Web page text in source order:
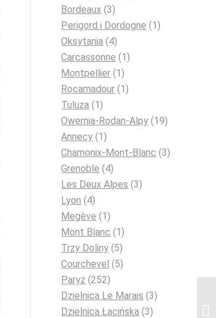
Bordeaux (3)
Perigord i Dordogne (1)
Oksytania (4)
Carcassonne (1)
Montpellier (1)
Rocamadour (1)
Tuluza (1)
Owernia-Rodan-Alpy (19)
Annecy (1)
Chamonix-Mont-Blanc (3)
Grenoble (4)
Les Deux Alpes (3)
Lyon (4)
Megève (1)
Mont Blanc (1)
Trzy Doliny (5)
Courchevel (5)
Paryż (252)
Dzielnica Le Marais (3)
Dzielnica Łacińska (3)